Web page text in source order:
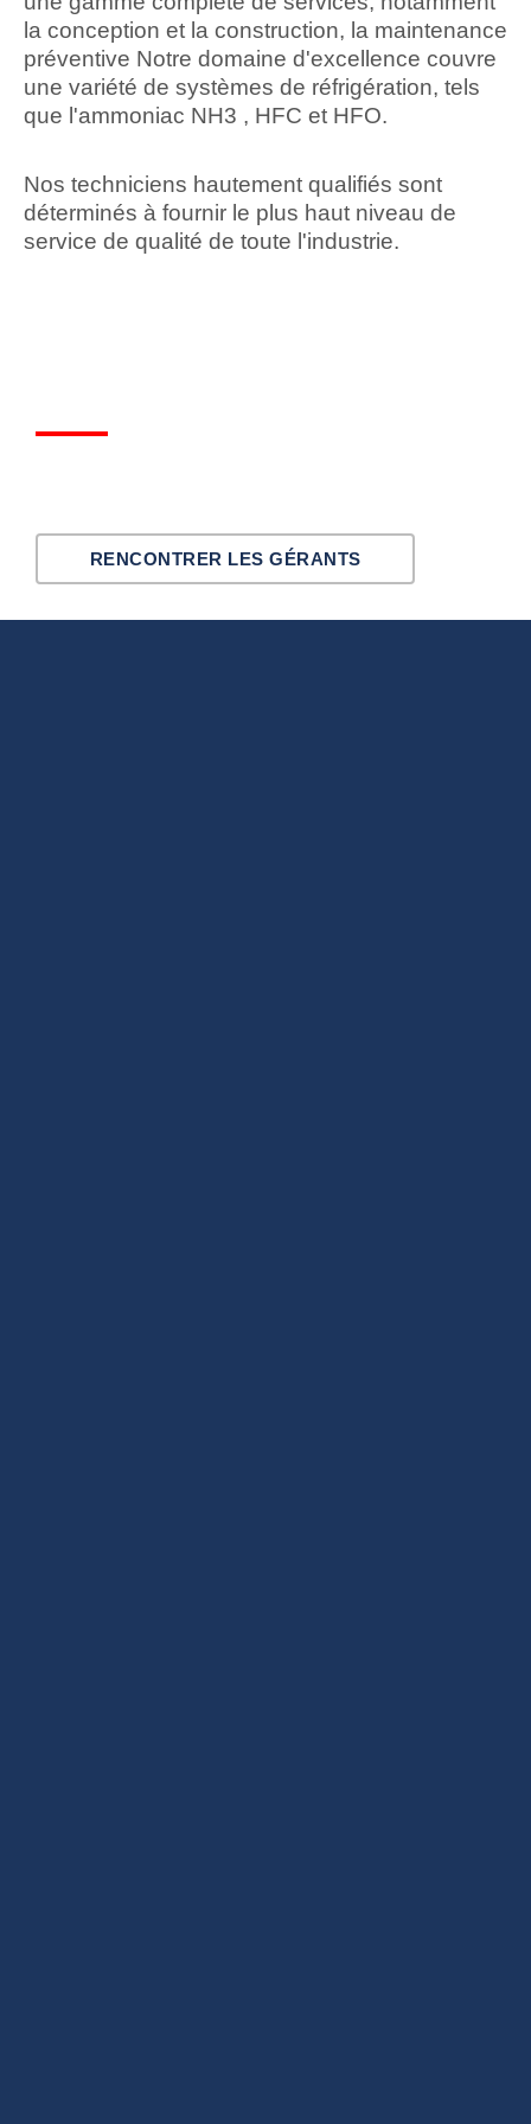
la conception et la construction, la maintenance
préventive Notre domaine d'excellence couvre
une variété de systèmes de réfrigération, tels
que l'ammoniac NH3 , HFC et HFO.
Nos techniciens hautement qualifiés sont
déterminés à fournir le plus haut niveau de
service de qualité de toute l'industrie.
RENCONTRER LES GÉRANTS